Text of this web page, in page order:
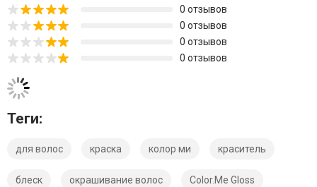
0 отзывов
0 отзывов
0 отзывов
0 отзывов
Теги:
для волос краска колор ми краситель
блеск окрашивание волос Color.Me Gloss